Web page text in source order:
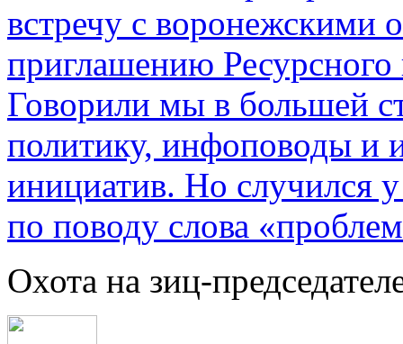
встречу с воронежскими
приглашению
Говорили мы в большей
политику, инфоповоды
инициатив. Но случился
по поводу слова
Охота на зиц-